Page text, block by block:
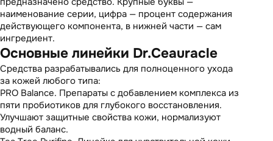
наименование серии, цифра — процент содержания
действующего компонента, в нижней части — сам
ингредиент.
Основные линейки Dr.Ceauracle
Средства разрабатывались для полноценного ухода
за кожей любого типа:
PRO Balance. Препараты с добавлением комплекса из
пяти пробиотиков для глубокого восстановления.
Улучшают защитные свойства кожи, нормализуют
водный баланс.